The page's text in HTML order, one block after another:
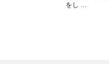
をし ...